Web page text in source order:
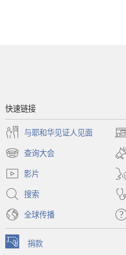
快速链接
与耶和华见证人见面
（
开
新
窗
口）
查询大会
（打
开
新
窗
口）
影片
搜索
全球传播
捐款
（打